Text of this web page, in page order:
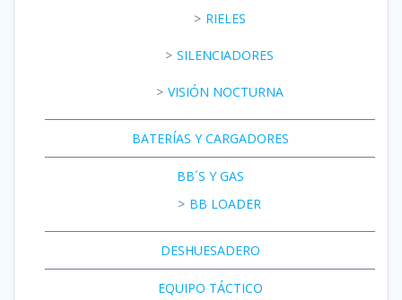
RIELES
SILENCIADORES
VISIÓN NOCTURNA
BATERÍAS Y CARGADORES
BB´S Y GAS
BB LOADER
DESHUESADERO
EQUIPO TÁCTICO